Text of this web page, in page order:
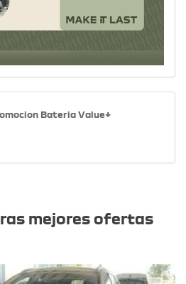
Bateria Value+
mejores ofertas